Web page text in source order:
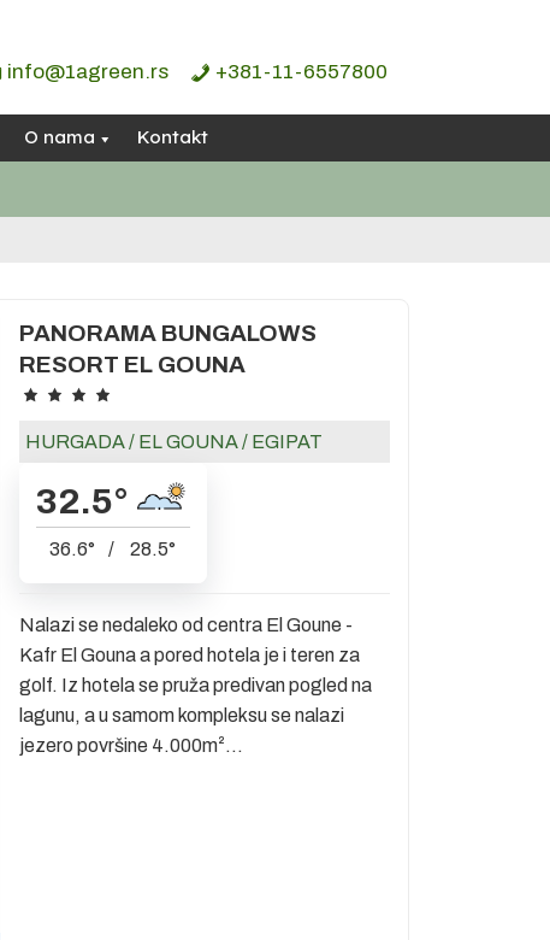
info@1agreen.rs +381-11-6557800
O nama Kontakt
PANORAMA BUNGALOWS
RESORT EL GOUNA
HURGADA/ EL GOUNA/ EGIPAT
32.5°
36.6° / 28.5°
Nalazi se nedaleko od centra El Goune -
Kafr El Gouna a pored hotela je i teren za
golf. Iz hotela se pruža predivan pogled na
lagunu, a u samom kompleksu se nalazi
jezero površine 4.000m²...